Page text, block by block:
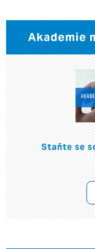
Akademie
Staňte se